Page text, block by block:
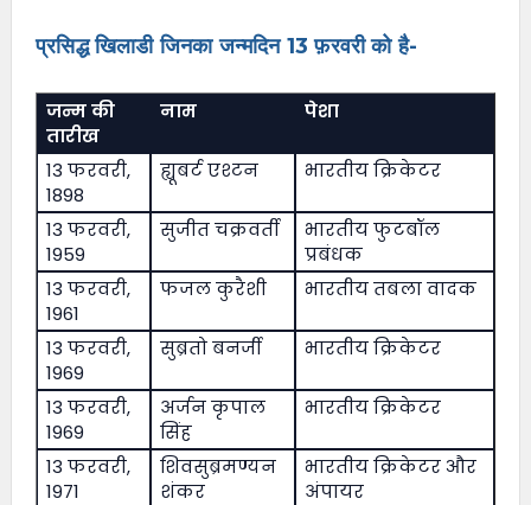
प्रसिद्ध खिलाडी जिनका जन्मदिन 13 फ़रवरी को है-
जन्म की
तारीख
नाम पेशा
13 फरवरी,
1898
ह्यूबर्ट एश्टन भारतीय क्रिकेटर
13 फरवरी,
1959
सुजीत चक्रवर्ती
भारतीय फुटबॉल
प्रबंधक
13 फरवरी,
1961
फजल कुरैशी भारतीय तबला वादक
13 फरवरी,
1969
सुब्रतो बनर्जी भारतीय क्रिकेटर
13 फरवरी,
1969
अर्जन कृपाल
सिंह
भारतीय क्रिकेटर
13 फरवरी,
1971
शिवसुब्रमण्यन
शंकर
भारतीय क्रिकेटर और
अंपायर